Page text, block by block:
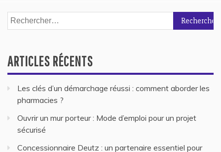
des
Rechercher :
ARTICLES RÉCENTS
Les clés d’un démarchage réussi : comment aborder les
pharmacies ?
Ouvrir un mur porteur : Mode d’emploi pour un projet
sécurisé
Concessionnaire Deutz : un partenaire essentiel pour